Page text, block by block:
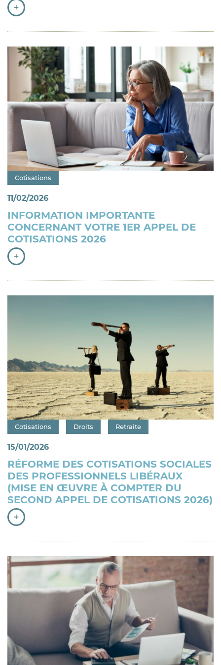
+
Catégorie : "
Cotisations
11/02/2026
INFORMATION IMPORTANTE
CONCERNANT VOTRE 1ER APPEL DE
COTISATIONS 2026
+
Catégorie : "
Cotisations Droits Retraite
15/01/2026
RÉFORME DES COTISATIONS SOCIALES
DES PROFESSIONNELS LIBÉRAUX
(MISE EN ŒUVRE À COMPTER DU
SECOND APPEL DE COTISATIONS 2026)
+